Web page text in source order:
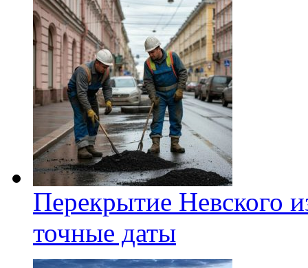
Перекрытие Невского
точные даты